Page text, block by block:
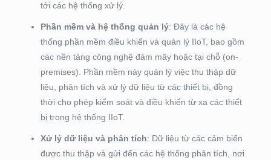
tới các hệ thống xử lý.
Phần mềm và hệ thống quản lý: Đây là các hệ
thống phần mềm điều khiển và quản lý IIoT, bao gồm
các nền tảng công nghệ đám mây hoặc tại chỗ (on-
premises). Phần mềm này quản lý việc thu thập dữ
liệu, phân tích và xử lý dữ liệu từ các thiết bị, đồng
thời cho phép kiểm soát và điều khiển từ xa các thiết
bị trong hệ thống IIoT.
Xử lý dữ liệu và phân tích: Dữ liệu từ các cảm biến
được thu thập và gửi đến các hệ thống phân tích, nơi